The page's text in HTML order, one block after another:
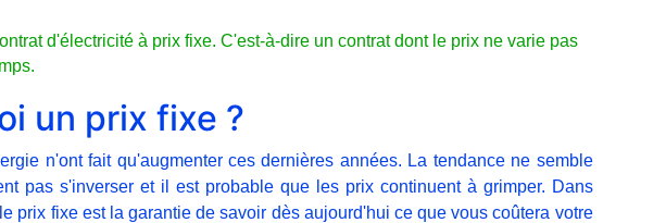
d'électricité à prix fixe. C'est-à-dire un contrat dont le prix ne varie pas
un prix fixe ?
n'ont fait qu'augmenter ces dernières années. La tendance ne semble
pas s'inverser et il est probable que les prix continuent à grimper. Dans
prix fixe est la garantie de savoir dès aujourd'hui ce que vous coûtera votre